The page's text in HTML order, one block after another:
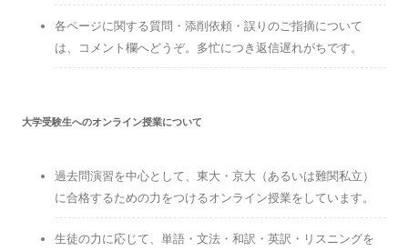
各ページに関する質問・添削依頼・誤りのご指摘について
は、コメント欄へどうぞ。多忙につき返信遅れがちです。
大学受験生へのオンライン授業について
過去問演習を中心として、東大・京大（あるいは難関私立）
に合格するための力をつけるオンライン授業をしています。
生徒の力に応じて、単語・文法・和訳・英訳・リスニングを